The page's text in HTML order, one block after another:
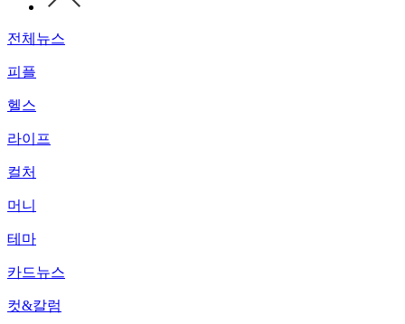
전체뉴스
피플
헬스
라이프
컬처
머니
테마
카드뉴스
컷&칼럼